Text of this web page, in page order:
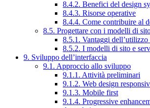
8.4.2. Benefici del design
8.4.3. Risorse operative
8.4.4. Come contribuire al
8.5. Progettare con i modelli di
8.5.1. Vantaggi
8.5.2. I modelli di sito e
9. Sviluppo dell’interfaccia
9.1. Approccio allo sviluppo
9.1.1. Attività preliminari
9.1.2. Web design
9.1.3. Mobile first
9.1.4. Progressive